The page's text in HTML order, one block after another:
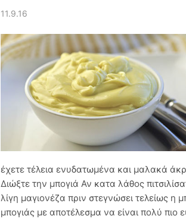
11.9.16
έχετε τέλεια ενυδατωμένα και μαλακά
Διώξτε την μπογιά Αν κατα λάθος
λίγη μαγιονέζα πριν στεγνώσει τελείως η
μπογιάς με αποτέλεσμα να είναι πολύ